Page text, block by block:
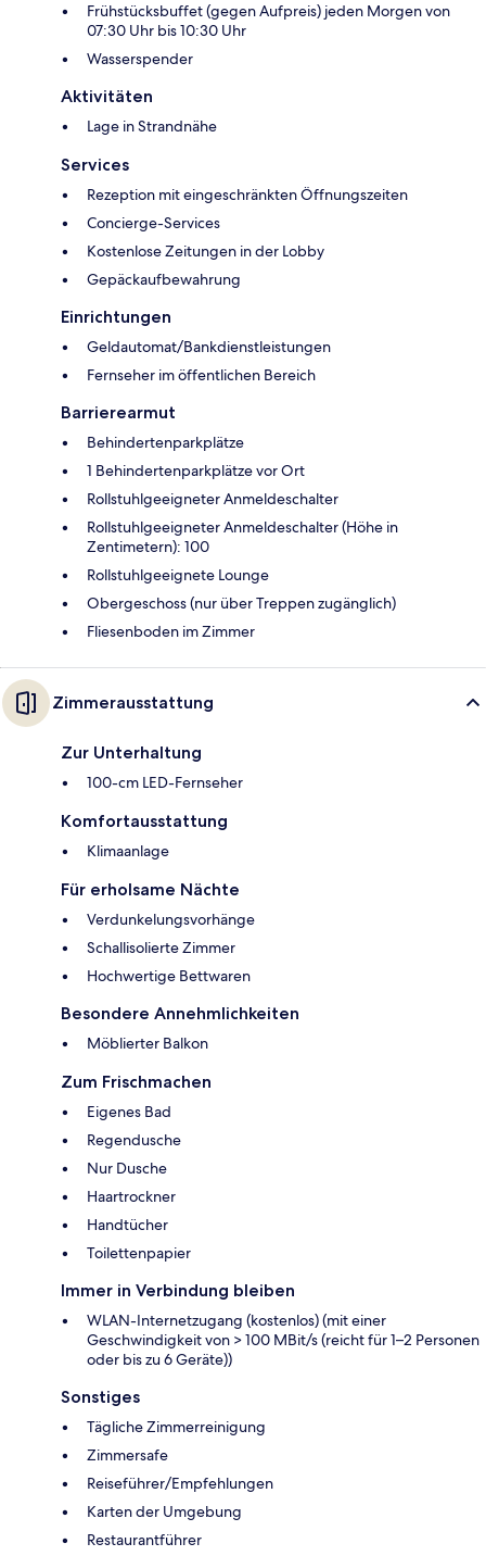
Frühstücksbuffet (gegen Aufpreis) jeden Morgen von
07:30 Uhr bis 10:30 Uhr
Wasserspender
Aktivitäten
Lage in Strandnähe
Services
Rezeption mit eingeschränkten Öffnungszeiten
Concierge-Services
Kostenlose Zeitungen in der Lobby
Gepäckaufbewahrung
Einrichtungen
Geldautomat/Bankdienstleistungen
Fernseher im öffentlichen Bereich
Barrierearmut
Behindertenparkplätze
1 Behindertenparkplätze vor Ort
Rollstuhlgeeigneter Anmeldeschalter
Rollstuhlgeeigneter Anmeldeschalter (Höhe in
Zentimetern): 100
Rollstuhlgeeignete Lounge
Obergeschoss (nur über Treppen zugänglich)
Fliesenboden im Zimmer
Zimmerausstattung
Zur Unterhaltung
100-cm LED-Fernseher
Komfortausstattung
Klimaanlage
Für erholsame Nächte
Verdunkelungsvorhänge
Schallisolierte Zimmer
Hochwertige Bettwaren
Besondere Annehmlichkeiten
Möblierter Balkon
Zum Frischmachen
Eigenes Bad
Regendusche
Nur Dusche
Haartrockner
Handtücher
Toilettenpapier
Immer in Verbindung bleiben
WLAN-Internetzugang (kostenlos) (mit einer
Geschwindigkeit von > 100 MBit/s (reicht für 1–2 Personen
oder bis zu 6 Geräte))
Sonstiges
Tägliche Zimmerreinigung
Zimmersafe
Reiseführer/Empfehlungen
Karten der Umgebung
Restaurantführer